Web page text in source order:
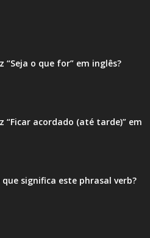
“Seja o que for” em inglês?
“Ficar acordado (até tarde)” em
significa este phrasal verb?